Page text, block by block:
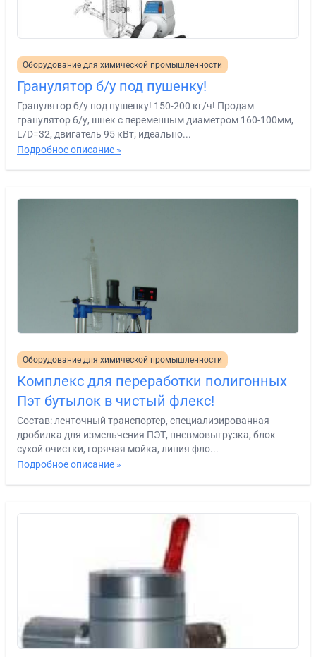
Оборудование для химической промышленности
Гранулятор б/у под пушенку!
Гранулятор б/у под пушенку! 150-200 кг/ч! Продам
гранулятор б/у, шнек с переменным диаметром 160-100мм,
L/D=32, двигатель 95 кВт; идеально...
Подробное описание »
Оборудование для химической промышленности
Комплекс для переработки полигонных
Пэт бутылок в чистый флекс!
Состав: ленточный транспортер, специализированная
дробилка для измельчения ПЭТ, пневмовыгрузка, блок
сухой очистки, горячая мойка, линия фло...
Подробное описание »